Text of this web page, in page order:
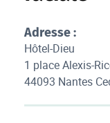
Adresse :
Hôtel-Dieu
1 place Alexis-
44093 Nantes